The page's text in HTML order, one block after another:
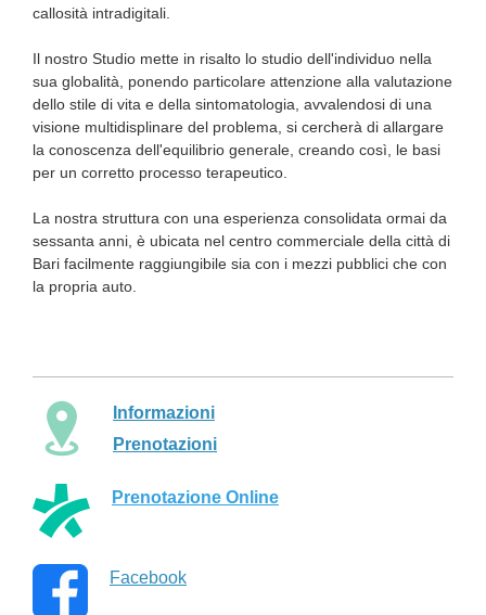
callosità intradigitali.
Il nostro Studio mette in risalto lo studio dell'individuo nella
sua globalità, ponendo particolare attenzione alla valutazione
dello stile di vita e della sintomatologia, avvalendosi di una
visione multidisplinare del problema, si cercherà di allargare
la conoscenza dell'equilibrio generale, creando così, le basi
per un corretto processo terapeutico.
La nostra struttura con una esperienza consolidata ormai da
sessanta anni, è ubicata nel centro commerciale della città di
Bari facilmente raggiungibile sia con i mezzi pubblici che con
la propria auto.
Informazioni
Prenotazioni
Prenotazione Online
Facebook